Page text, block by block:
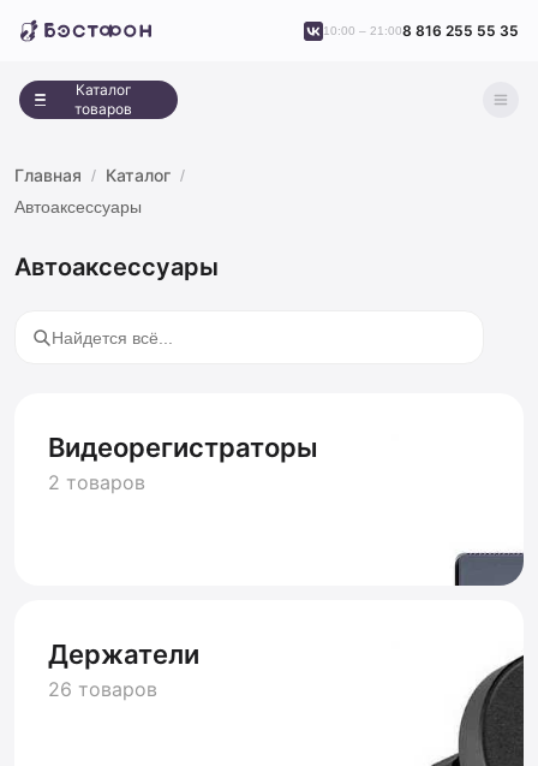
Каталог
товаров
10:00 – 21:008 816 255 55 35
Главная Каталог
Автоаксессуары
Автоаксессуары
Видеорегистраторы
2 товаров
Держатели
26 товаров